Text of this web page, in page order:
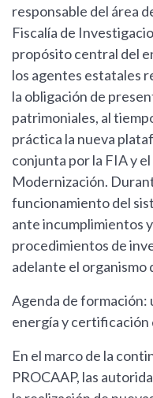
responsable del área
Fiscalía de
propósito central del
los agentes estatales
la obligación de
patrimoniales, al
práctica la nueva
conjunta por la FIA y
Modernización.
funcionamiento del
ante incumplimientos
procedimientos de
adelante el organismo
Agenda de formación:
energía y certificación
En el marco de la
PROCAAP, las